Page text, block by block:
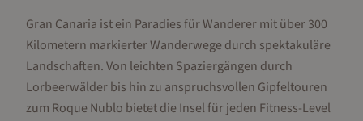
Gran Canaria ist ein Paradies für Wanderer mit über 300
Kilometern markierter Wanderwege durch spektakuläre
Landschaften. Von leichten Spaziergängen durch
Lorbeerwälder bis hin zu anspruchsvollen Gipfeltouren
zum Roque Nublo bietet die Insel für jeden Fitness-Level